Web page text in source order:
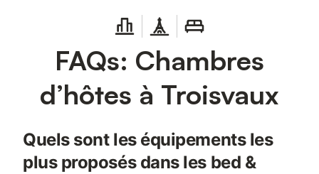
FAQs: Chambres
d’hôtes à Troisvaux
Quels sont les équipements les
plus proposés dans les bed &